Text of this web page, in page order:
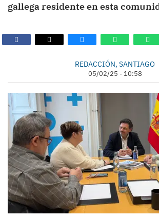
gallega residente en esta
REDACCIÓN, SANTIAGO
05/02/25 - 10:58